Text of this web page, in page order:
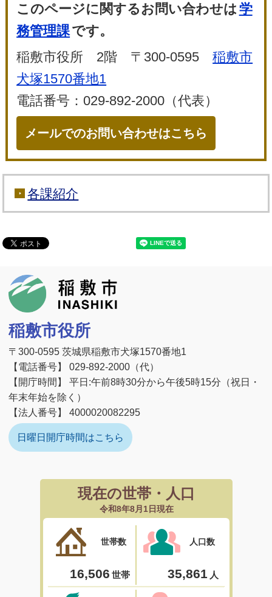
このページに関するお問い合わせは 学
務管理課です。
稲敷市役所 2階 〒300-0595稲敷市
犬塚1570番地1
電話番号：029-892-2000（代表）
メールでのお問い合わせはこちら
各課紹介
稲敷市役所
〒300-0595 茨城県稲敷市犬塚1570番地1
【電話番号】 029-892-2000（代）
【開庁時間】 平日:午前8時30分から午後5時15分（祝日・
年末年始を除く）
【法人番号】 4000020082295
日曜日開庁時間はこちら